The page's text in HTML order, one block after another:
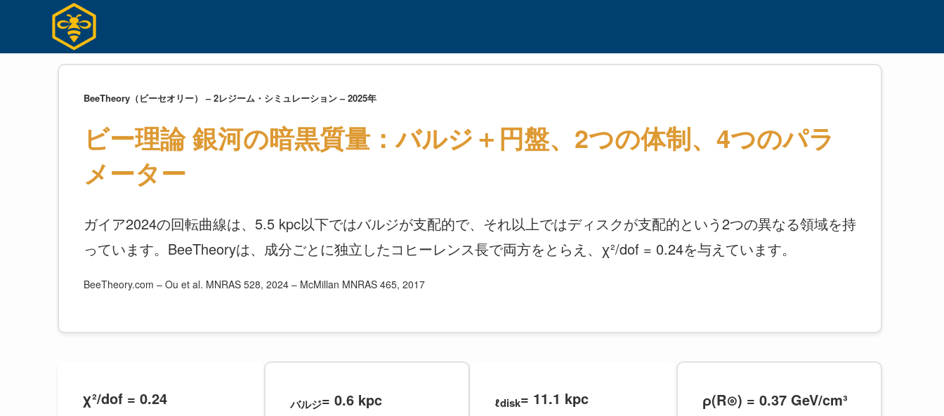
BeeTheory（ビーセオリー） – 2レジーム・シミュレーション – 2025年
ビー理論 銀河の暗黒質量：バルジ＋円盤、2つの体制、4つのパラ
メーター
ガイア2024の回転曲線は、5.5 kpc以下ではバルジが支配的で、それ以上ではディスクが支配的という2つの異なる領域を持
っています。BeeTheoryは、成分ごとに独立したコヒーレンス長で両方をとらえ、χ²/dof = 0.24を与えています。
BeeTheory.com – Ou et al. MNRAS 528, 2024 – McMillan MNRAS 465, 2017
χ²/dof = 0.24 バルジ= 0.6 kpc ℓdisk= 11.1 kpc ρ(R⊙) = 0.37 GeV/cm³